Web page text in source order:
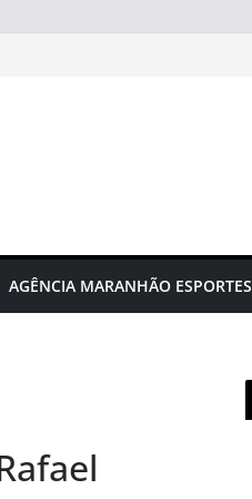
AGÊNCIA MARANHÃO ESPORTES